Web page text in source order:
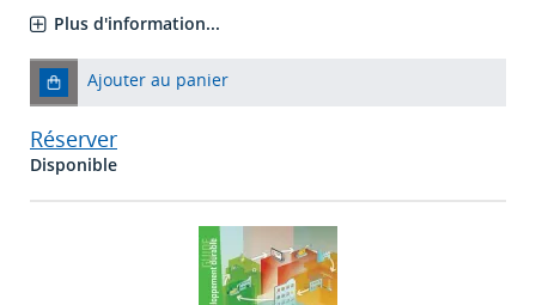
Plus d'information...
Ajouter au panier
Réserver
Disponible